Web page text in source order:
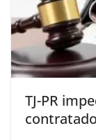
TJ-PR